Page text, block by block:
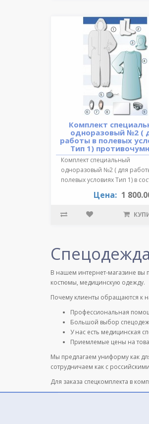
Комплект
одноразовый №2 (
работы в полевых
Тип 1)
Комплект специальный
одноразовый №2 ( для
полевых условиях Тип 1) в
Цена: 1
Спецодежда
В нашем интернет-магазине вы
костюмы, медицинскую одежду.
Почему клиенты обращаются к
Профессиональная
Большой выбор
У нас есть медицинская
Приемлемые цены на
Мы предлагаем униформу как
сотрудничаем как с
Для заказа спецкомплекта в